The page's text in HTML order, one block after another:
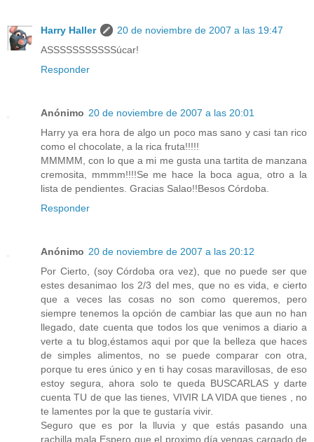
Harry Haller
20 de noviembre de 2007 a las 19:47
ASSSSSSSSSSSúcar!
Responder
Anónimo 20 de noviembre de 2007 a las 20:01
Harry ya era hora de algo un poco mas sano y casi tan rico
como el chocolate, a la rica fruta!!!!!
MMMMM, con lo que a mi me gusta una tartita de manzana
cremosita, mmmm!!!!Se me hace la boca agua, otro a la
lista de pendientes. Gracias Salao!!Besos Córdoba.
Responder
Anónimo 20 de noviembre de 2007 a las 20:12
Por Cierto, (soy Córdoba ora vez), que no puede ser que
estes desanimao los 2/3 del mes, que no es vida, e cierto
que a veces las cosas no son como queremos, pero
siempre tenemos la opción de cambiar las que aun no han
llegado, date cuenta que todos los que venimos a diario a
verte a tu blog,éstamos aqui por que la belleza que haces
de simples alimentos, no se puede comparar con otra,
porque tu eres único y en ti hay cosas maravillosas, de eso
estoy segura, ahora solo te queda BUSCARLAS y darte
cuenta TU de que las tienes, VIVIR LA VIDA que tienes , no
te lamentes por la que te gustaría vivir.
Seguro que es por la lluvia y que estás pasando una
rachilla mala.Espero que el proximo día vengas cargado de